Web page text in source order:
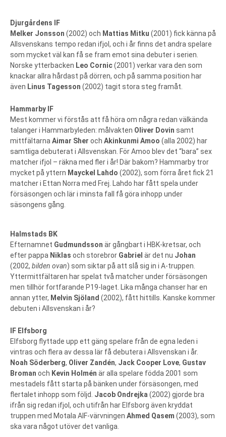
Djurgårdens IF
Melker Jonsson (2002) och Mattias Mitku (2001) fick känna på
Allsvenskans tempo redan ifjol, och i år finns det andra spelare
som mycket väl kan få se fram emot sina debuter i serien.
Norske ytterbacken Leo Cornic(2001) verkar vara den som
knackar allra hårdast på dörren, och på samma position har
även Linus Tagesson (2002) tagit stora steg framåt.
Hammarby IF
Mest kommer vi förstås att få höra om några redan välkända
talanger i Hammarbyleden: målvakten Oliver Dovin samt
mittfältarna Aimar Sher och Akinkunmi Amoo (alla 2002) har
samtliga debuterat i Allsvenskan. För Amoo blev det “bara” sex
matcher ifjol – räkna med fler i år! Där bakom? Hammarby tror
mycket på yttern Mayckel Lahdo (2002), som förra året fick 21
matcher i Ettan Norra med Frej. Lahdo har fått spela under
försäsongen och lär i minsta fall få göra inhopp under
säsongens gång.
Halmstads BK
Efternamnet Gudmundsson är gångbart i HBK-kretsar, och
efter pappa Niklas och storebror Gabriel är det nu Johan
(2002, bilden ovan) som siktar på att slå sig in i A-truppen.
Yttermittfältaren har spelat två matcher under försäsongen
men tillhör fortfarande P19-laget. Lika många chanser har en
annan ytter, Melvin Sjöland (2002), fått hittills. Kanske kommer
debuten i Allsvenskan i år?
IF Elfsborg
Elfsborg flyttade upp ett gäng spelare från de egna leden i
vintras och flera av dessa lär få debutera i Allsvenskan i år.
Noah Söderberg, Oliver Zandén, Jack Cooper Love, Gustav
Broman och Kevin Holmén är alla spelare födda 2001 som
mestadels fått starta på bänken under försäsongen, med
flertalet inhopp som följd. Jacob Ondrejka (2002) gjorde bra
ifrån sig redan ifjol, och utifrån har Elfsborg även kryddat
truppen med Motala AIF-värvningen Ahmed Qasem (2003), som
ska vara något utöver det vanliga.